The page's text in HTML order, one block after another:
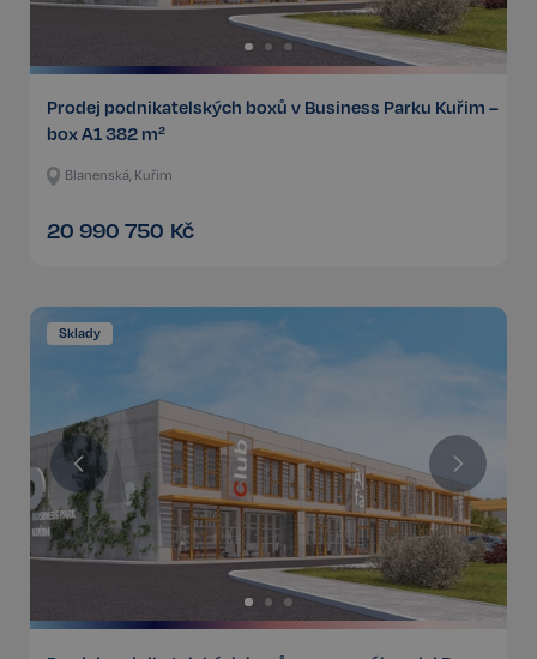
Prodej podnikatelských boxů v Business Parku Kuřim –
box A1 382 m²
Blanenská, Kuřim
20 990 750 Kč
Sklady